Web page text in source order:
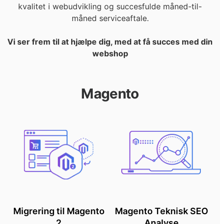
kvalitet i webudvikling og succesfulde måned-til-
måned serviceaftale.
Vi ser frem til at hjælpe dig, med at få succes med din
webshop
Magento
Migrering til Magento
Magento Teknisk SEO